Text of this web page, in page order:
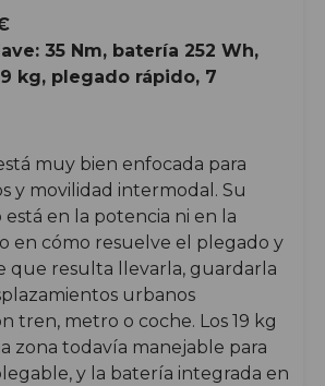
35 Nm, batería 252 Wh,
kg, plegado rápido, 7
muy bien enfocada para
y movilidad intermodal. Su
en la potencia ni en la
en cómo resuelve el plegado y
que resulta llevarla, guardarla
urbanos
tren, metro o coche. Los 19 kg
zona todavía manejable para
y la batería integrada en